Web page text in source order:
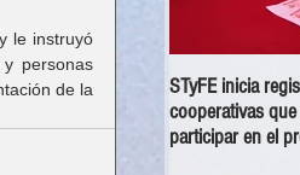
le instruyó
personas
de la
STyFE inicia
cooperativas
participar en el